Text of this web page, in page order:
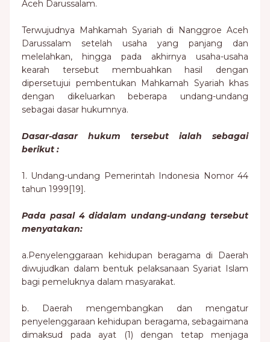
Aceh Darussalam.
Terwujudnya Mahkamah Syariah di Nanggroe Aceh
Darussalam setelah usaha yang panjang dan
melelahkan, hingga pada akhirnya usaha-usaha
kearah tersebut membuahkan hasil dengan
dipersetujui pembentukan Mahkamah Syariah khas
dengan dikeluarkan beberapa undang-undang
sebagai dasar hukumnya.
Dasar-dasar hukum tersebut ialah sebagai
berikut :
1. Undang-undang Pemerintah Indonesia Nomor 44
tahun 1999[19].
Pada pasal 4 didalam undang-undang tersebut
menyatakan:
a.Penyelenggaraan kehidupan beragama di Daerah
diwujudkan dalam bentuk pelaksanaan Syariat Islam
bagi pemeluknya dalam masyarakat.
b. Daerah mengembangkan dan mengatur
penyelenggaraan kehidupan beragama, sebagaimana
dimaksud pada ayat (1) dengan tetap menjaga